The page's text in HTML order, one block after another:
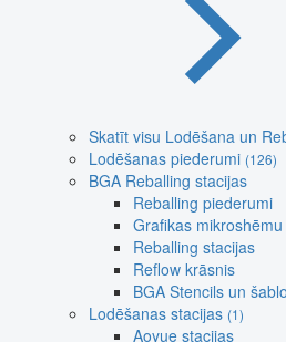
Skatīt visu Lodēšana un
Lodēšanas piederumi (126)
BGA Reballing stacijas
Reballing piederumi
Grafikas
Reballing stacijas
Reflow krāsnis
BGA Stencils un
Lodēšanas stacijas (1)
Aoyue stacijas